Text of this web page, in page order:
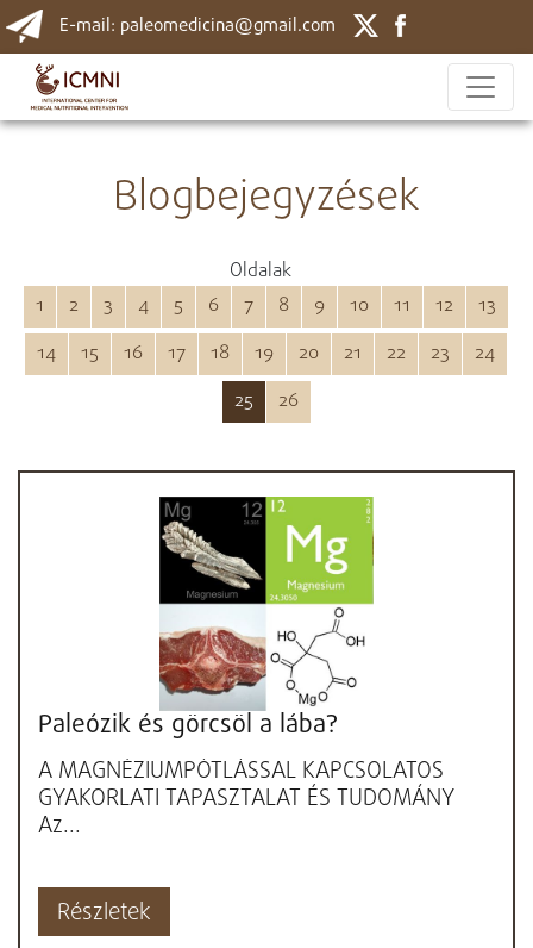
E-mail: paleomedicina@gmail.com
Blogbejegyzések
Oldalak
1
2 3 4 5 6 7 8 9 10 11 12
13
14
15 16 17 18 19 20 21 22 23
24
25
26
Paleózik és görcsöl a lába?
A MAGNÉZIUMPÓTLÁSSAL KAPCSOLATOS
GYAKORLATI TAPASZTALAT ÉS TUDOMÁNY
Az...
Részletek